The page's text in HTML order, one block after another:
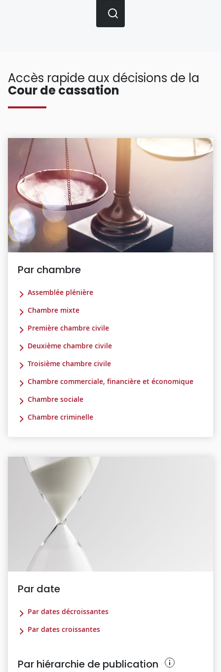
Accès rapide aux décisions de la
Cour de cassation
Par chambre
Assemblée plénière
Chambre mixte
Première chambre civile
Deuxième chambre civile
Troisième chambre civile
Chambre commerciale, financière et économique
Chambre sociale
Chambre criminelle
Par date
Par dates décroissantes
Par dates croissantes
Par hiérarchie de publication